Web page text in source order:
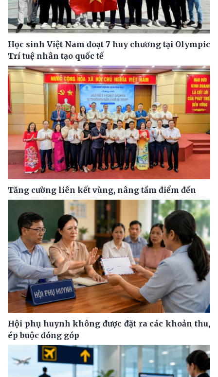
Học sinh Việt Nam đoạt 7 huy chương tại Olympic
Trí tuệ nhân tạo quốc tế
Tăng cường liên kết vùng, nâng tầm điểm đến
Hội phụ huynh không được đặt ra các khoản thu,
ép buộc đóng góp